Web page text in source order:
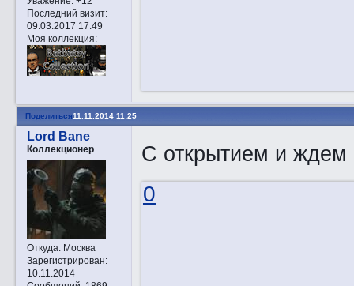
Последний визит:
09.03.2017 17:49
Моя коллекция:
Поделиться11.11.2014 11:25
Lord Bane
Коллекционер
Откуда:Москва
Зарегистрирован:
10.11.2014
С открытием и ждем
0